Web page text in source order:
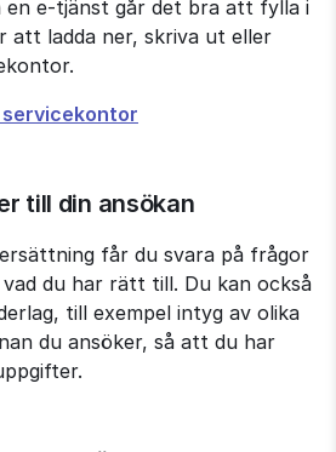
en e-tjänst går det bra att fylla i
att ladda ner, skriva ut eller
till din ansökan
får du svara på frågor
du har rätt till. Du kan också
till exempel intyg av olika
du ansöker, så att du har